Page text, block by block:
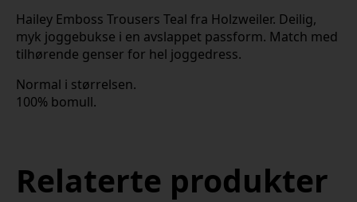
Hailey Emboss Trousers Teal fra Holzweiler. Deilig,
myk joggebukse i en avslappet passform. Match med
tilhørende genser for hel joggedress.
Normal i størrelsen.
100% bomull.
Relaterte produkter